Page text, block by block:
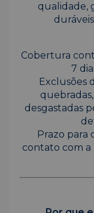
qualidade,
Cobertura
7
Exclusões
desgastadas
Prazo para
contato com a